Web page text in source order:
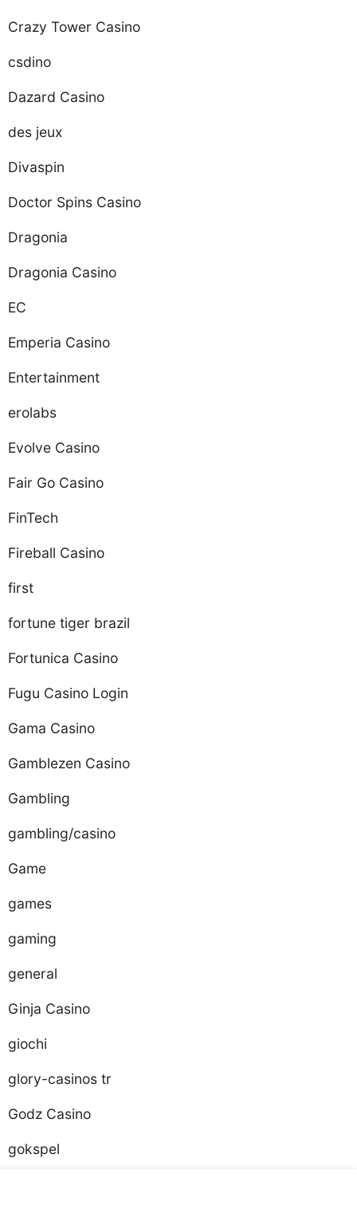
Crazy Tower Сasino
csdino
Dazard Casino
des jeux
Divaspin
Doctor Spins Casino
Dragonia
Dragonia Casino
EC
Emperia Casino
Entertainment
erolabs
Evolve Casino
Fair Go Casino
FinTech
Fireball Casino
first
fortune tiger brazil
Fortunica Casino
Fugu Casino Login
Gama Casino
Gamblezen Casino
Gambling
gambling/casino
Game
games
gaming
general
Ginja Casino
giochi
glory-casinos tr
Godz Casino
gokspel